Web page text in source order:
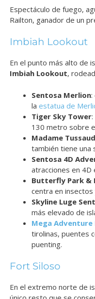
Espectáculo de fuego,
Railton, ganador de un
Imbiah Lookout
En el punto más alto de
Imbiah Lookout,
Sentosa Merlion:
la estatua de
Tiger Sky Tower
130 metro sobre
Madame
también tiene una
Sentosa 4D
atracciones en 4D
Butterfly Park &
centra en insectos
Skyline Luge
más elevado de
Mega Adventure
tirolinas, puentes
puenting.
Fort Siloso
En el extremo norte de